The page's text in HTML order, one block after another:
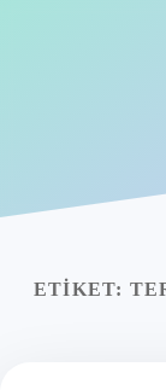
Yasal Uyarı
ETIKET: